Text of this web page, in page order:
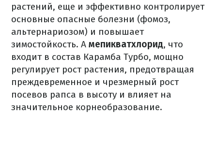
растений, еще и эффективно контролирует
основные опасные болезни (фомоз,
альтернариозом) и повышает
зимостойкость. А мепикватхлорид, что
входит в состав Карамба Турбо, мощно
регулирует рост растения, предотвращая
преждевременное и чрезмерный рост
посевов рапса в высоту и влияет на
значительное корнеобразование.